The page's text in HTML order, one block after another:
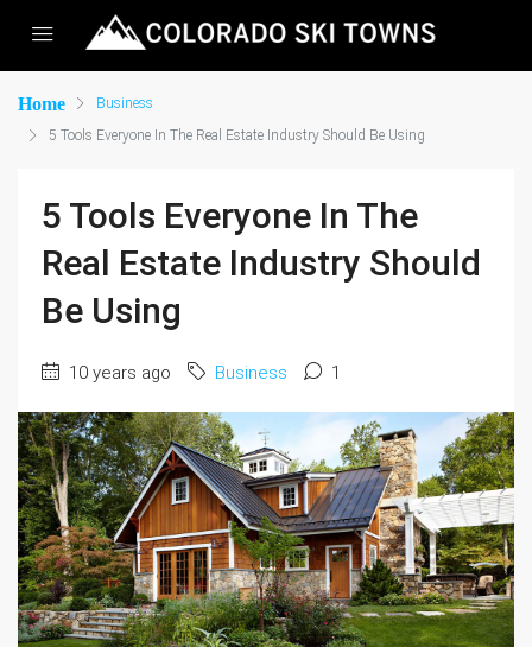
Home
Business
5 Tools Everyone In The Real Estate Industry Should Be Using
5 Tools Everyone In The
Real Estate Industry Should
Be Using
10 years ago Business 1